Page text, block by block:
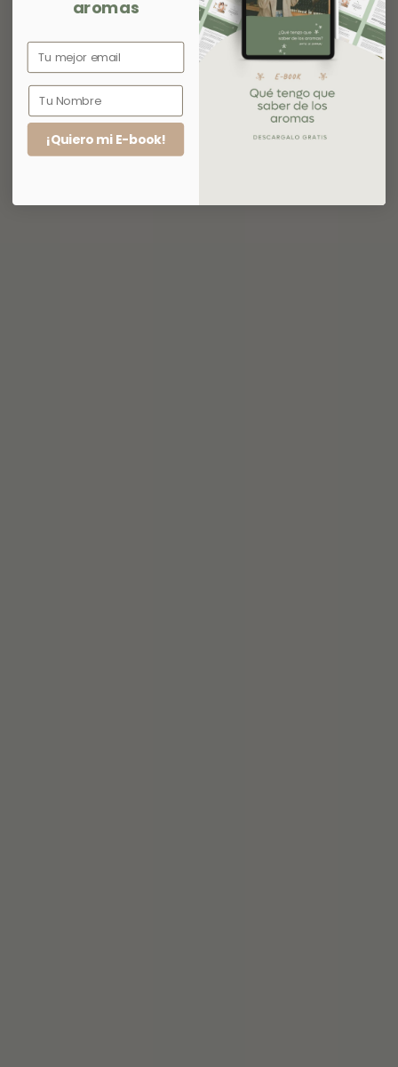
aromas
¡Quiero mi E-book!